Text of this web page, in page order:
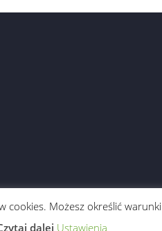
Możesz określić
dalej Ustawienia